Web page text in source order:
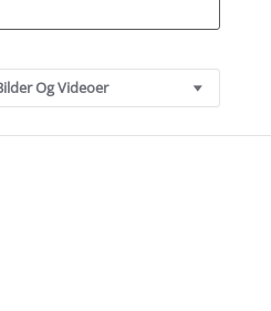
Og Videoer